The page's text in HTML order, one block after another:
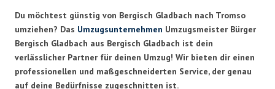
Du möchtest günstig von Bergisch Gladbach nach Tromso
umziehen? Das Umzugsunternehmen Umzugsmeister Bürger
Bergisch Gladbach aus Bergisch Gladbach ist dein
verlässlicher Partner für deinen Umzug! Wir bieten dir einen
professionellen und maßgeschneiderten Service, der genau
auf deine Bedürfnisse zugeschnitten ist.